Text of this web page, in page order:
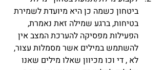
ביטחון כשמה כן היא מיועדת לשמירת
בטיחות, ברגע שמילה זאת נאמרת,
הפעילות מפסיקה להערכת המצב אין
להשתמש במילים אשר מסמלות עצור,
לא , די וכו מכיוון שאלו מילים שאנו